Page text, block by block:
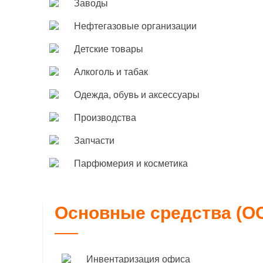
Заводы
Нефтегазовые организации
Детские товары
Алкоголь и табак
Одежда, обувь и аксессуары
Производства
Запчасти
Парфюмерия и косметика
Основные средства
Инвентаризация офиса